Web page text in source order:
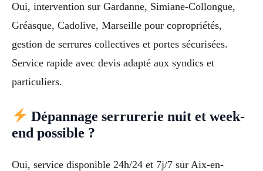
Oui, intervention sur Gardanne, Simiane-Collongue,
Gréasque, Cadolive, Marseille pour copropriétés,
gestion de serrures collectives et portes sécurisées.
Service rapide avec devis adapté aux syndics et
particuliers.
Dépannage serrurerie nuit et week-
end possible ?
Oui, service disponible 24h/24 et 7j/7 sur Aix-en-